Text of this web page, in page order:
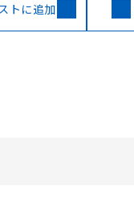
トに追加